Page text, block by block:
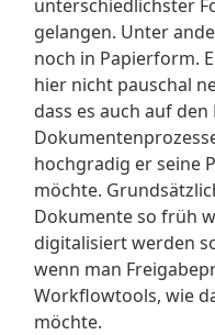
unterschiedlichster
gelangen. Unter
noch in Papierform.
hier nicht pauschal
dass es auch auf
hochgradig er seine
möchte.
Dokumente so früh
digitalisiert werden
wenn man
Workflowtools, wie
möchte.